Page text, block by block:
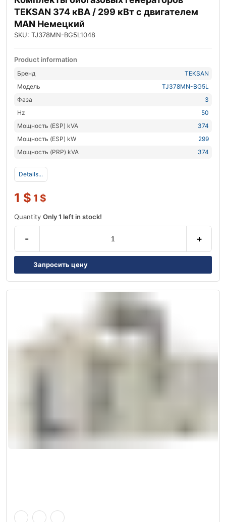
TEKSAN 374 кВА / 299 кВт с двигателем
MAN Немецкий
SKU: TJ378MN-BG5L1048
Product information
Бренд
TEKSAN
Модель
TJ378MN-BG5L
Фаза
3
Hz
50
Мощность (ESP) kVA
374
Мощность (ESP) kW
299
Мощность (PRP) kVA
374
Details...
1 $ 1 $
Quantity Only 1 left in stock!
- +
Запросить цену